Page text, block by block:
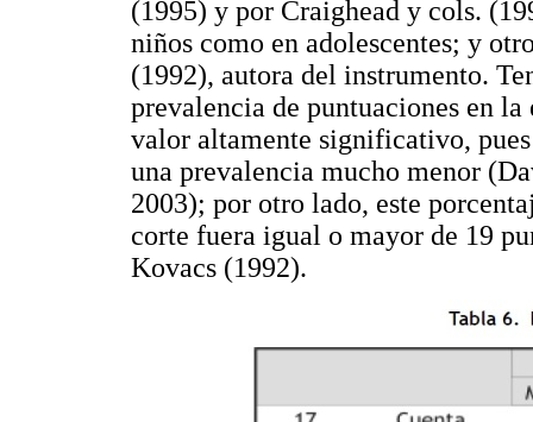
(1995) y por Craighead y cols.
niños como en adolescentes; y
(1992), autora del instrumento.
prevalencia de puntuaciones en
valor altamente significativo,
una prevalencia mucho menor
2003); por otro lado, este
corte fuera igual o mayor de 19
Kovacs (1992).